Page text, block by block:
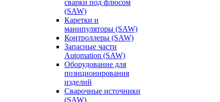
сварки под флюсом
(SAW)
Каретки и
манипуляторы (SAW)
Контроллеры (SAW)
Запасные части
Automation (SAW)
Оборудование для
позиционирования
изделий
Сварочные источники
(SAW)